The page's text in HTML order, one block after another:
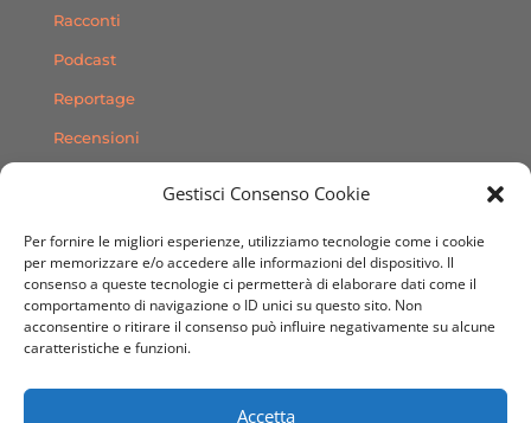
Gestisci Consenso Cookie
Per fornire le migliori esperienze, utilizziamo tecnologie come i cookie
per memorizzare e/o accedere alle informazioni del dispositivo. Il
consenso a queste tecnologie ci permetterà di elaborare dati come il
comportamento di navigazione o ID unici su questo sito. Non
acconsentire o ritirare il consenso può influire negativamente su alcune
caratteristiche e funzioni.
Accetta
Racconti
Podcast
Reportage
Recensioni
Contatti
SEGUICI SUI SOCIAL